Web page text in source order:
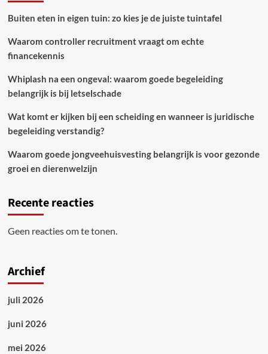
Buiten eten in eigen tuin: zo kies je de juiste tuintafel
Waarom controller recruitment vraagt om echte
financekennis
Whiplash na een ongeval: waarom goede begeleiding
belangrijk is bij letselschade
Wat komt er kijken bij een scheiding en wanneer is juridische
begeleiding verstandig?
Waarom goede jongveehuisvesting belangrijk is voor gezonde
groei en dierenwelzijn
Recente reacties
Geen reacties om te tonen.
Archief
juli 2026
juni 2026
mei 2026